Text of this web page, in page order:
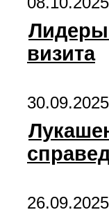
Лидеры
визита